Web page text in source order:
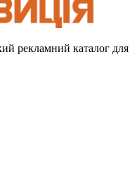
рекламний каталог для